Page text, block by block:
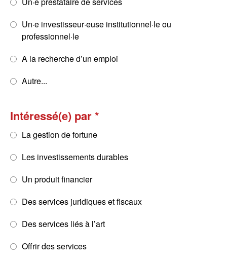
Un·e investisseur·euse institutionnel·le ou
professionnel·le
A la recherche d’un emploi
Autre...
Intéressé(e) par
La gestion de fortune
Les investissements durables
Un produit financier
Des services juridiques et fiscaux
Des services liés à l’art
Offrir des services